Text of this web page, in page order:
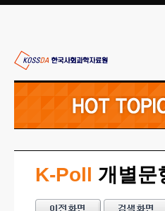
K-Poll 개별문